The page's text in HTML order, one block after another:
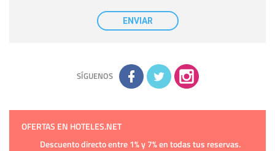
con carácter general, sólo el personal de
nuestra entidad que esté debidamente autorizado podrá
tener conocimiento de la información que le pedimos. No se
comunicarán datos a terceros.
adicional y detallada sobre cómo tratamos sus datos en la
política de privacidad
ENVIAR
SÍGUENOS
OFERTAS EN HOTELES.NET
Descuento directo entre 1% y 7% en todas tus reservas.